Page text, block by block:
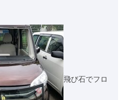
飛び石でフロ